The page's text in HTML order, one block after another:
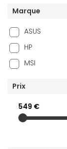
Marque
ASUS
HP
MSI
Prix
549 €